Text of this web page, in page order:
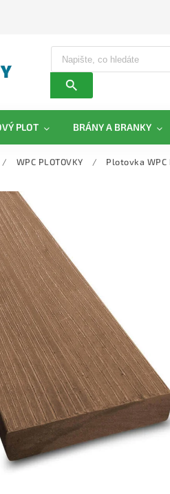
PLOT BRÁNY A BRANKY
/ WPC PLOTOVKY / Plotovka WPC